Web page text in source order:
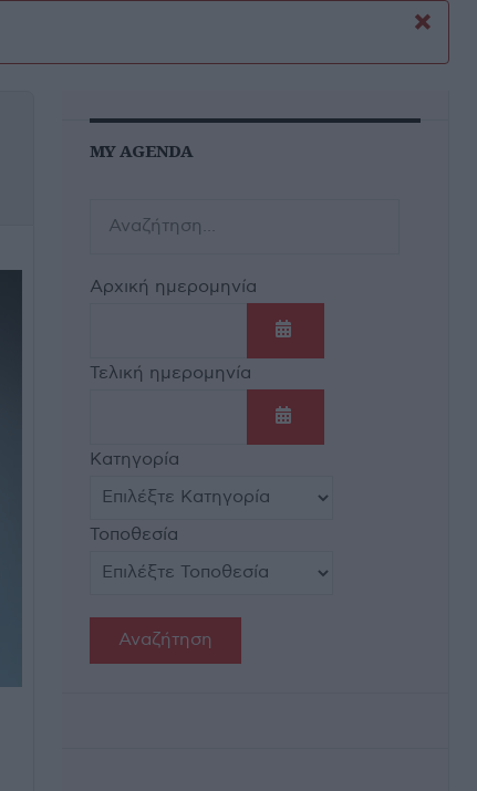
×
MY AGENDA
Αρχική ημερομηνία
Ανοίξτε το
Τελική ημερομηνία
Ανοίξτε το
Κατηγορία
Τοποθεσία